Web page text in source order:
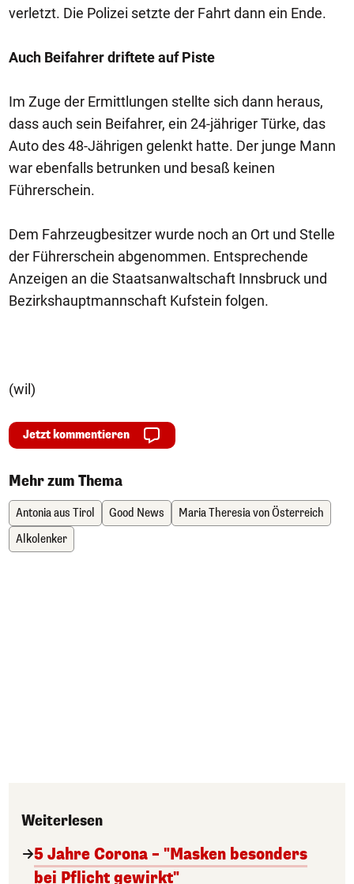
verletzt. Die Polizei setzte der Fahrt dann ein Ende.
Auch Beifahrer driftete auf Piste
Im Zuge der Ermittlungen stellte sich dann heraus,
dass auch sein Beifahrer, ein 24-jähriger Türke, das
Auto des 48-Jährigen gelenkt hatte. Der junge Mann
war ebenfalls betrunken und besaß keinen
Führerschein.
Dem Fahrzeugbesitzer wurde noch an Ort und Stelle
der Führerschein abgenommen. Entsprechende
Anzeigen an die Staatsanwaltschaft Innsbruck und
Bezirkshauptmannschaft Kufstein folgen.
(wil)
Jetzt kommentieren
Mehr zum Thema
Antonia aus Tirol Good News
Maria Theresia von Österreich
Alkolenker
Weiterlesen
5 Jahre Corona – "Masken besonders
bei Pflicht gewirkt"